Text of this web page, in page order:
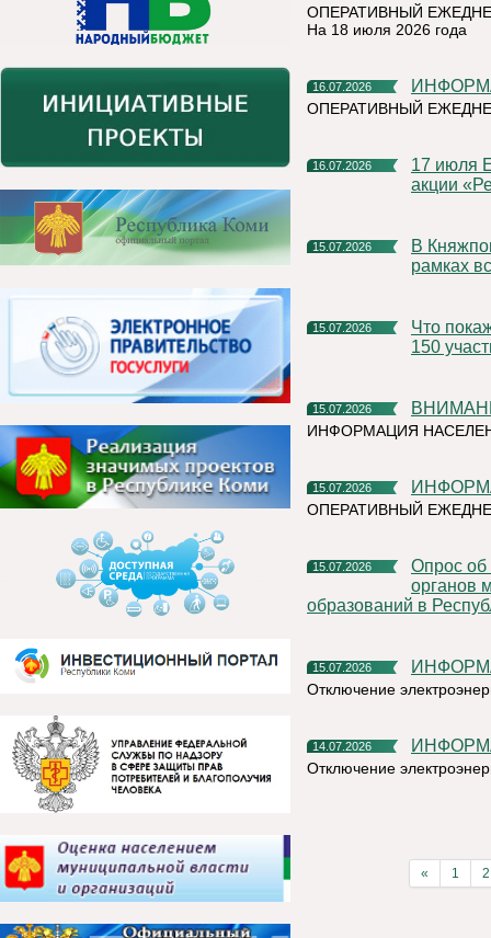
ОПЕРАТИВНЫЙ
На 18 июля 2026 года
16.07.2026
ОПЕРАТИВНЫЙ
16.07.2026
17 июля Емва присоединится к Всероссийской экологической
акции
15.07.2026
В Княжпогостском округе продолжаются мероприятия в
рамках
15.07.2026
Что покажут на Коми ВДНХ? Организаторы ожидают более
150
15.07.2026
ИНФОРМАЦИЯ
15.07.2026
ОПЕРАТИВНЫЙ
15.07.2026
Опрос об эффективности деятельности руководителей
органов
образований в
15.07.2026
Отключение
14.07.2026
Отключение
« 1 2